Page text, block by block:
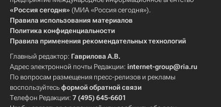
«Россия сегодня» (МИА «Россия сегодня»).
Правила использования материалов
Политика конфиденциальности
Правила применения рекомендательных технологий
Главный редактор: Гаврилова А.В.
Адрес электронной почты Редакции: internet-group@ria.ru
По вопросам размещения пресс-релизов и рекламы
воспользуйтесьформой обратной связи
Телефон Редакции: 7 (495) 645-6601